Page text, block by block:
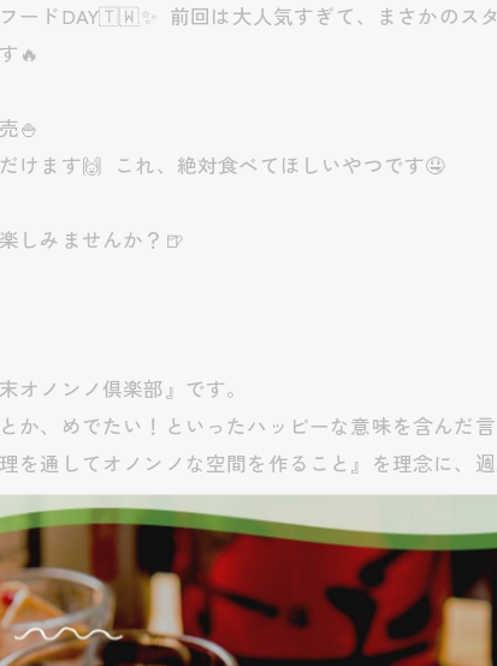
ードDAY🇹🇼✨ 前回は大人気すぎて、まさかのス
🔥
🍚
けます🙌 これ、絶対食べてほしいやつです🤤
しみませんか？🍺
オノンノ倶楽部』です。
か、めでたい！といったハッピーな意味を含んだ言
通してオノンノな空間を作ること』を理念に、週